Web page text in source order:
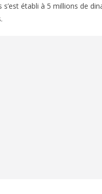
établi à 5 millions de